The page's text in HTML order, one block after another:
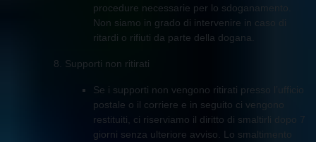
procedure necessarie per lo sdoganamento.
Non siamo in grado di intervenire in caso di
ritardi o rifiuti da parte della dogana.
Supporti non ritirati
Se i supporti non vengono ritirati presso l’ufficio
postale o il corriere e in seguito ci vengono
restituiti, ci riserviamo il diritto di smaltirli dopo 7
giorni senza ulteriore avviso. Lo smaltimento